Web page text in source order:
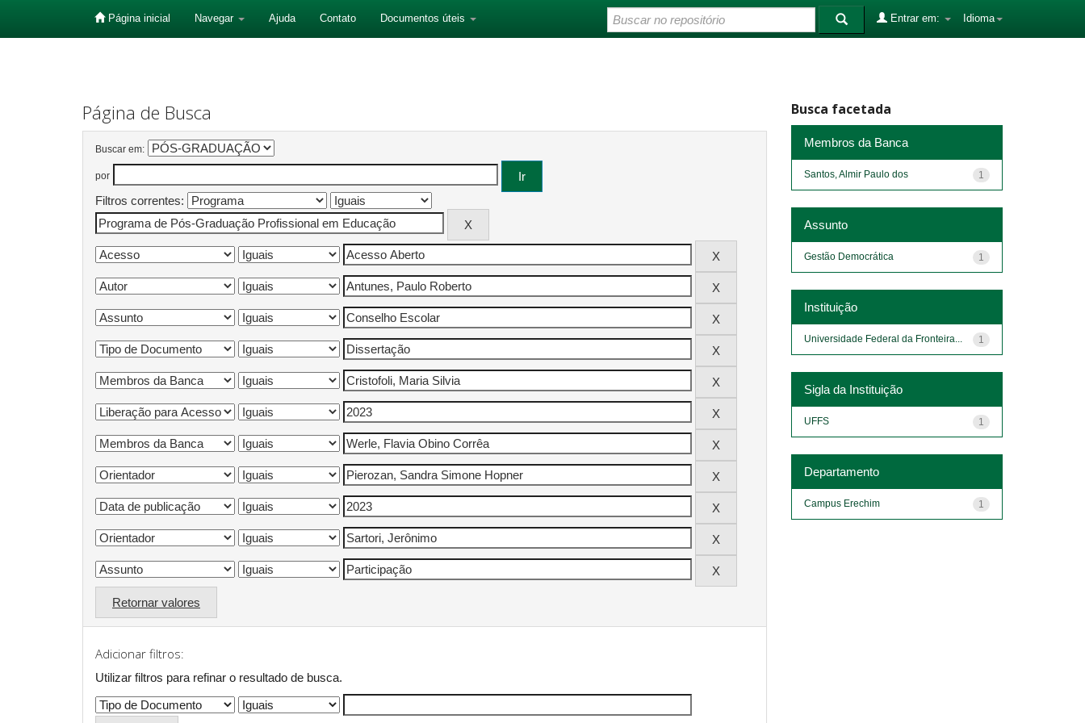
Página inicial Navegar Ajuda Contato Documentos úteis Idioma
Entrar em:
Página de Busca
Buscar em:
por
Filtros correntes:
Retornar valores
Adicionar filtros:
Utilizar filtros para refinar o resultado de busca.
Busca facetada
Membros da Banca
1
Santos, Almir Paulo dos
Assunto
1
Gestão Democrática
Instituição
1
Universidade Federal da Fronteira...
Sigla da Instituição
1
UFFS
Departamento
1
Campus Erechim